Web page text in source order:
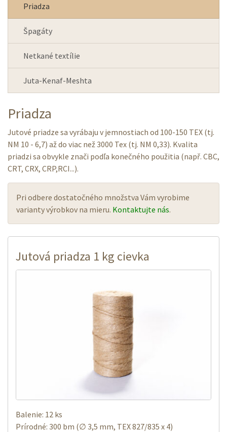
Priadza
Špagáty
Netkané textílie
Juta-Kenaf-Meshta
Priadza
Jutové priadze sa vyrábaju v jemnostiach od 100-150 TEX (tj.
NM 10 - 6,7) až do viac než 3000 Tex (tj. NM 0,33). Kvalita
priadzi sa obvykle znači podľa konečného použitia (např. CBC,
CRT, CRX, CRP,RCI...).
Pri odbere dostatočného množstva Vám vyrobime
varianty výrobkov na mieru. Kontaktujte nás.
Jutová priadza 1 kg cievka
Balenie: 12 ks
Prírodné: 300 bm (∅ 3,5 mm, TEX 827/835 x 4)